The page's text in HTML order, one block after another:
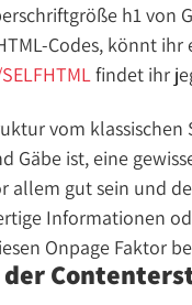
h1 von
Codes, könnt ihr
findet ihr
vom
Gäbe ist, eine
allem gut sein und
Informationen
Onpage Faktor
der